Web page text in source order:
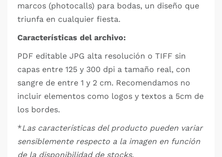
marcos (photocalls) para bodas, un diseño que
triunfa en cualquier fiesta.
Características del archivo:
PDF editable JPG alta resolución o TIFF sin
capas entre 125 y 300 dpi a tamaño real, con
sangre de entre 1 y 2 cm. Recomendamos no
incluir elementos como logos y textos a 5cm de
los bordes.
*Las características del producto pueden variar
sensiblemente respecto a la imagen en función
de la disponibilidad de stocks.